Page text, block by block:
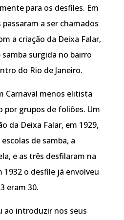
para os desfiles. Em
passaram a ser chamados
a criação da Deixa Falar,
surgida no bairro
do Rio de Janeiro.
Carnaval menos elitista
por grupos de foliões. Um
da Deixa Falar, em 1929,
de samba, a
e as três desfilaram na
1932 o desfile já envolveu
eram 30.
ao introduzir nos seus